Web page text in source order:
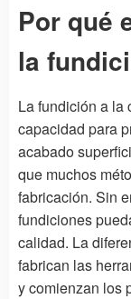
Por qué
la
La fundición a la
capacidad para
acabado
que muchos
fabricación. Sin
fundiciones
calidad. La
fabrican las
y comienzan los